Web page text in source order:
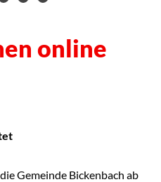
online
Gemeinde Bickenbach ab